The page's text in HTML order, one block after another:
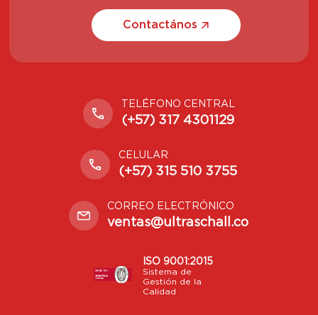
Contactános
TELÉFONO CENTRAL
(+57) 317 4301129
CELULAR
(+57) 315 510 3755
CORREO ELECTRÓNICO
ventas@ultraschall.co
ISO 9001:2015
Sistema de
Gestión de la
Calidad